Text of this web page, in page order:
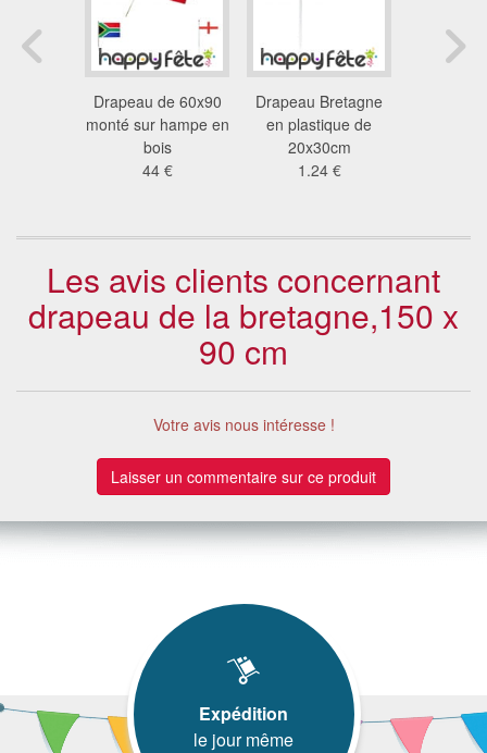
Drapeau de 60x90
monté sur hampe en
bois
44 €
Drapeau Bretagne
en plastique de
20x30cm
1.24 €
Les avis clients concernant
drapeau de la bretagne,150 x
90 cm
Votre avis nous intéresse !
Laisser un commentaire sur ce produit
Expédition
le jour même